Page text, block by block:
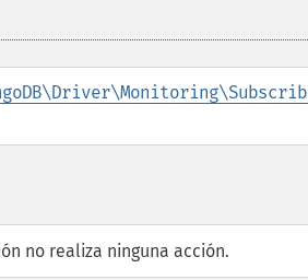
no realiza ninguna acción.